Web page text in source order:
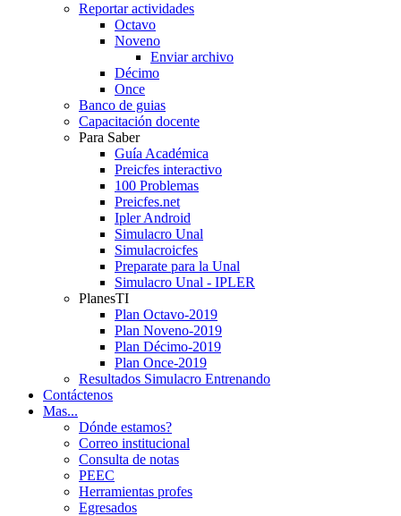
Reportar actividades
Octavo
Noveno
Enviar archivo
Décimo
Once
Banco de guias
Capacitación docente
Para Saber
Guía Académica
Preicfes interactivo
100 Problemas
Preicfes.net
Ipler Android
Simulacro Unal
Simulacroicfes
Preparate para la Unal
Simulacro Unal - IPLER
PlanesTI
Plan Octavo-2019
Plan Noveno-2019
Plan Décimo-2019
Plan Once-2019
Resultados Simulacro Entrenando
Contáctenos
Mas...
Dónde estamos?
Correo institucional
Consulta de notas
PEEC
Herramientas profes
Egresados